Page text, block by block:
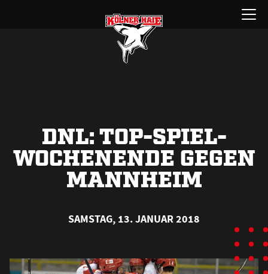
Menü
öffnen
DNL: TOP-SPIEL-
WOCHENENDE GEGEN
MANNHEIM
SAMSTAG, 13. JANUAR 2018